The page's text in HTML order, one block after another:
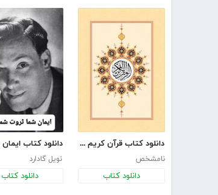
دانلود کتاب قرآن کریم با ترجمه فارسی
نامشخص
دانلود کتاب
نویل گادارد
دانلود کتاب